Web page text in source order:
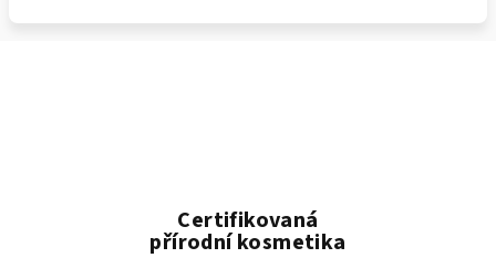
Certifikovaná
přírodní kosmetika